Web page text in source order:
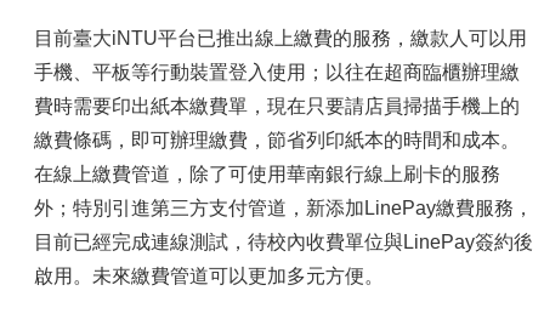
服
務
資
源
資
安
專
目前臺大iNTU平台已推出線上繳費的服務，繳款人可以用
手機、平板等行動裝置登入使用；以往在超商臨櫃辦理繳
費時需要印出紙本繳費單，現在只要請店員掃描手機上的
繳費條碼，即可辦理繳費，節省列印紙本的時間和成本。
在線上繳費管道，除了可使用華南銀行線上刷卡的服務
外；特別引進第三方支付管道，新添加LinePay繳費服務，
目前已經完成連線測試，待校內收費單位與LinePay簽約後
啟用。未來繳費管道可以更加多元方便。